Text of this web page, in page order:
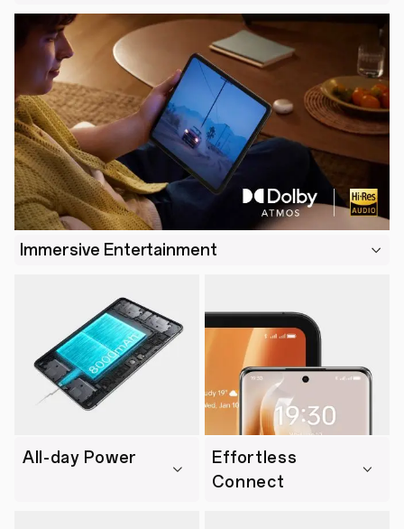
Immersive Entertainment
All-day Power
Effortless
Connect